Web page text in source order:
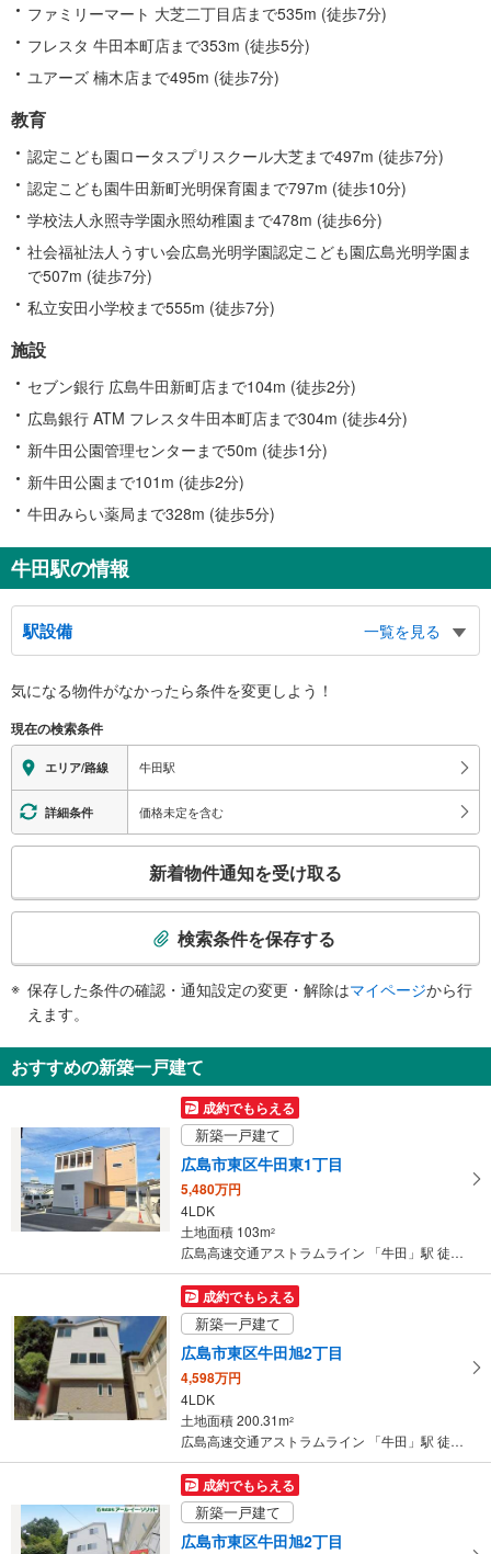
ファミリーマート 大芝二丁目店まで535m (徒歩7分)
フレスタ 牛田本町店まで353m (徒歩5分)
ユアーズ 楠木店まで495m (徒歩7分)
教育
認定こども園ロータスプリスクール大芝まで497m (徒歩7分)
認定こども園牛田新町光明保育園まで797m (徒歩10分)
学校法人永照寺学園永照幼稚園まで478m (徒歩6分)
社会福祉法人うすい会広島光明学園認定こども園広島光明学園ま
で507m (徒歩7分)
私立安田小学校まで555m (徒歩7分)
施設
セブン銀行 広島牛田新町店まで104m (徒歩2分)
広島銀行 ATM フレスタ牛田本町店まで304m (徒歩4分)
新牛田公園管理センターまで50m (徒歩1分)
新牛田公園まで101m (徒歩2分)
牛田みらい薬局まで328m (徒歩5分)
牛田駅の情報
駅設備
一覧を見る
※段差なしでの移動経路
地上⇔改札⇔ホーム：○
（※各改札⇔反対側のホームへの改札内移動：×）
スロープ
・各ホーム⇔各改札
その他
※駅員無配置駅（連絡先：豊田市駅）
気になる物件がなかったら条件を変更しよう！
現在の検索条件
エリア/路線 牛田駅
詳細条件 価格未定を含む
検
知
を
け
取
る
・
条
イ
ペ
ー
ジ
に
存
る
新着物件通知を受け取る
検索条件を保存する
保存した条件の確認・通知設定の変更・解除はマイページから行
えます。
おすすめの新築一戸建て
成約でもらえる
新築一戸建て
広島市東区牛田東1丁目
5,480万円
4LDK
土地面積 103m2
広島高速交通アストラムライン 「牛田」駅 徒歩23分
成約でもらえる
新築一戸建て
広島市東区牛田旭2丁目
4,598万円
4LDK
土地面積 200.31m2
広島高速交通アストラムライン 「牛田」駅 徒歩14分
成約でもらえる
新築一戸建て
広島市東区牛田旭2丁目